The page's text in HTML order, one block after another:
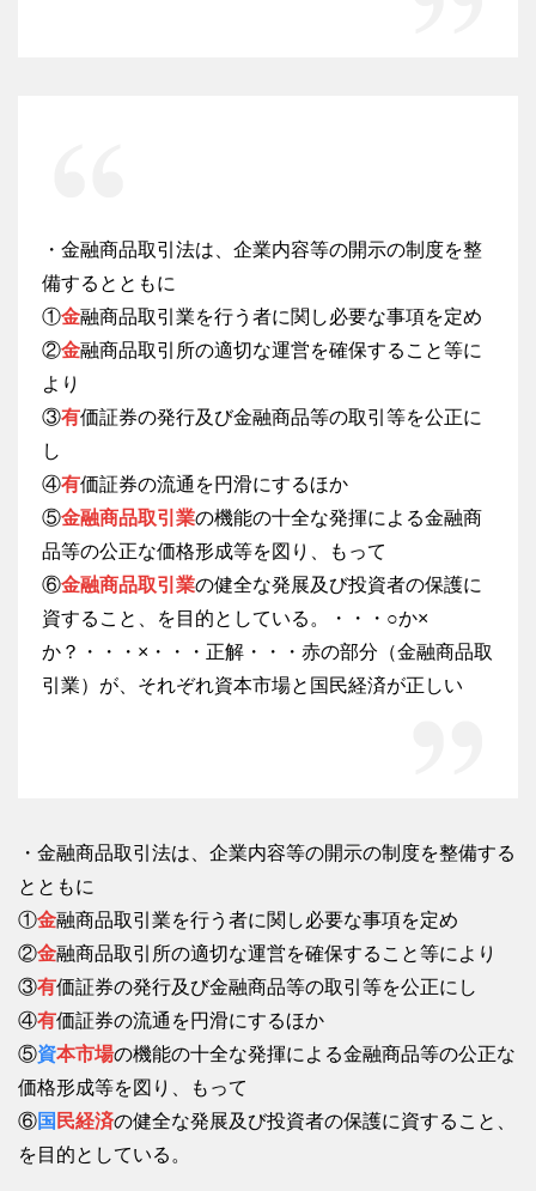
・金融商品取引法は、企業内容等の開示の制度を整
備するとともに
①金融商品取引業を行う者に関し必要な事項を定め
②金融商品取引所の適切な運営を確保すること等に
より
③有価証券の発行及び金融商品等の取引等を公正に
し
④有価証券の流通を円滑にするほか
⑤金融商品取引業の機能の十全な発揮による金融商
品等の公正な価格形成等を図り、もって
⑥金融商品取引業の健全な発展及び投資者の保護に
資すること、を目的としている。・・・○か×
か？・・・×・・・正解・・・赤の部分（金融商品取
引業）が、それぞれ資本市場と国民経済が正しい
・金融商品取引法は、企業内容等の開示の制度を整備する
とともに
①金融商品取引業を行う者に関し必要な事項を定め
②金融商品取引所の適切な運営を確保すること等により
③有価証券の発行及び金融商品等の取引等を公正にし
④有価証券の流通を円滑にするほか
⑤資本市場の機能の十全な発揮による金融商品等の公正な
価格形成等を図り、もって
⑥国 民経済の健全な発展及び投資者の保護に資すること、
を目的としている。